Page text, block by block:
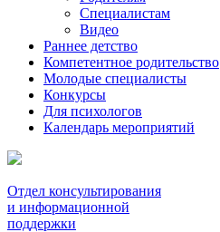
Специалистам
Видео
Раннее детство
Компетентное родительство
Молодые специалисты
Конкурсы
Для психологов
Календарь мероприятий
Отдел консультирования
и информационной
поддержки